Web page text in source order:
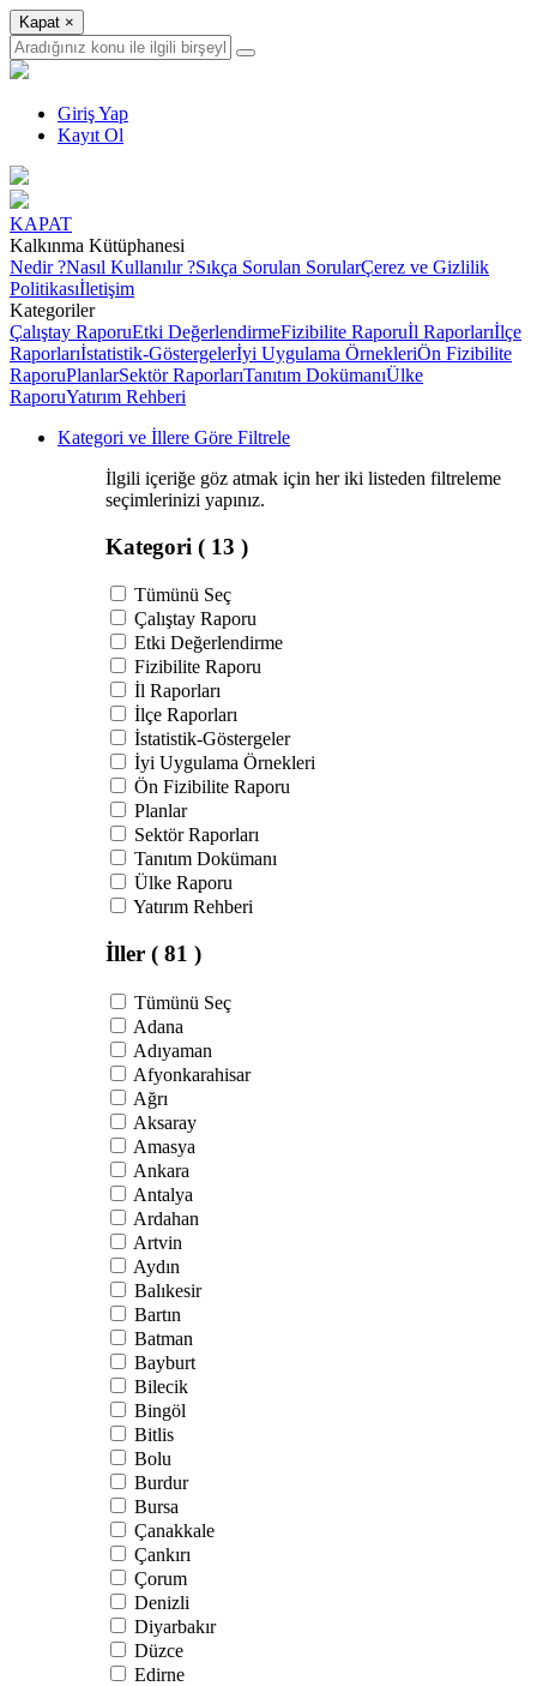
Kapat ×
Giriş Yap
Kayıt Ol
KAPAT
Kalkınma Kütüphanesi
Nedir ?Nasıl Kullanılır ?Sıkça Sorulan SorularÇerez ve Gizlilik
Politikasıİletişim
Kategoriler
Çalıştay RaporuEtki DeğerlendirmeFizibilite Raporuİl Raporlarıİlçe
Raporlarıİstatistik-Göstergelerİyi Uygulama ÖrnekleriÖn Fizibilite
RaporuPlanlarSektör RaporlarıTanıtım DokümanıÜlke
RaporuYatırım Rehberi
Kategori ve İllere Göre Filtrele
İlgili içeriğe göz atmak için her iki listeden filtreleme
seçimlerinizi yapınız.
Kategori ( 13 )
Tümünü Seç
Çalıştay Raporu
Etki Değerlendirme
Fizibilite Raporu
İl Raporları
İlçe Raporları
İstatistik-Göstergeler
İyi Uygulama Örnekleri
Ön Fizibilite Raporu
Planlar
Sektör Raporları
Tanıtım Dokümanı
Ülke Raporu
Yatırım Rehberi
İller ( 81 )
Tümünü Seç
Adana
Adıyaman
Afyonkarahisar
Ağrı
Aksaray
Amasya
Ankara
Antalya
Ardahan
Artvin
Aydın
Balıkesir
Bartın
Batman
Bayburt
Bilecik
Bingöl
Bitlis
Bolu
Burdur
Bursa
Çanakkale
Çankırı
Çorum
Denizli
Diyarbakır
Düzce
Edirne